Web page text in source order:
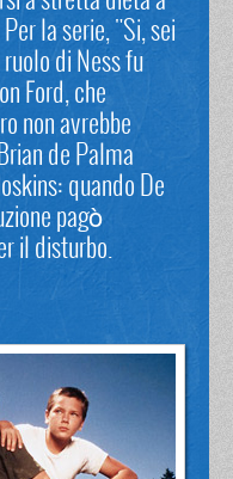
la serie, "Si, sei
di Ness fu
Ford, che
non avrebbe
de Palma
quando De
pagò
il disturbo.